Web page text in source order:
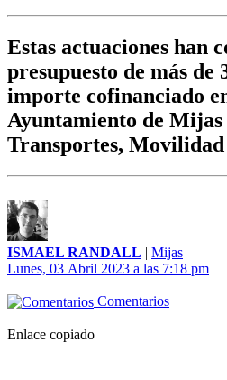
Estas actuaciones han
presupuesto de más de
importe cofinanciado
Ayuntamiento de
Transportes,
ISMAEL RANDALL | Mijas
Lunes, 03 Abril 2023 a las 7:18 pm
Comentarios
Enlace copiado